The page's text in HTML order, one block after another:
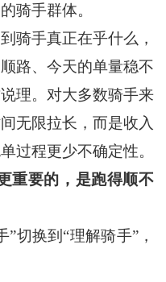
骑手群体。
真正在乎什么，
路、今天的单量稳不
理。对大多数骑手来
无限拉长，而是收入
过程更少不确定性。
重要的，是跑得顺不
到“理解骑手”，